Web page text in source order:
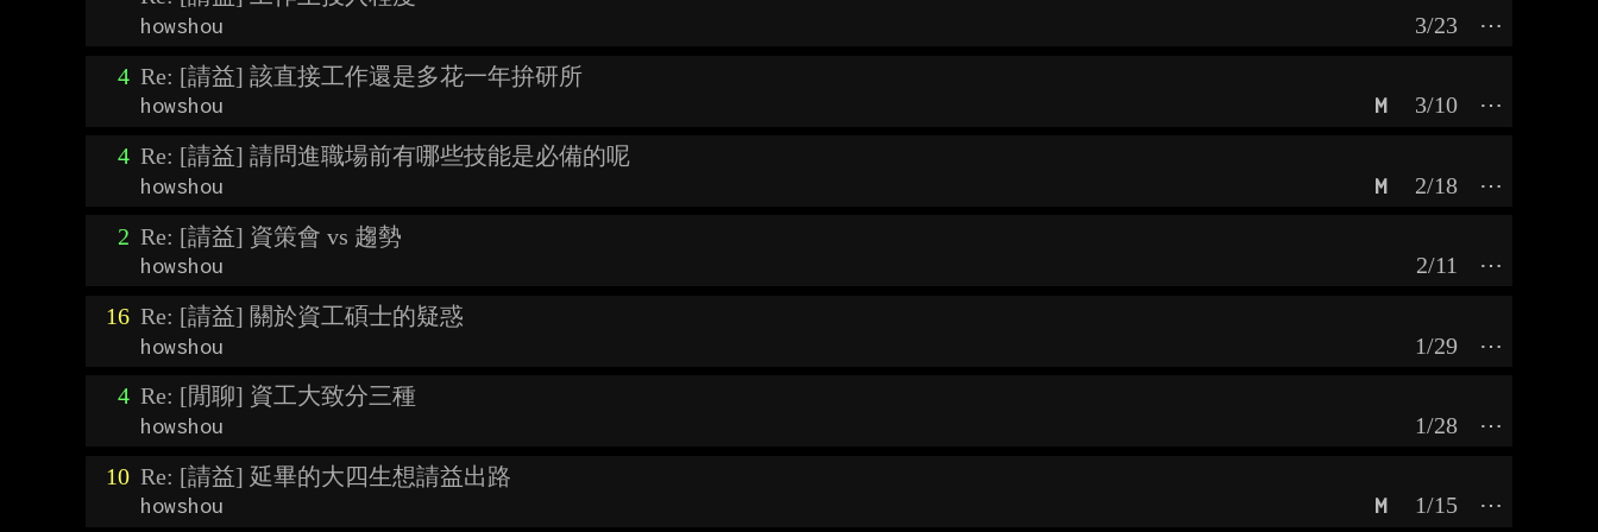
howshou ⋯
3/23
4 Re: [請益] 該直接工作還是多花一年拚研所
howshou ⋯
3/10
M
4 Re: [請益] 請問進職場前有哪些技能是必備的呢
howshou ⋯
2/18
M
2 Re: [請益] 資策會 vs 趨勢
howshou ⋯
2/11
16 Re: [請益] 關於資工碩士的疑惑
howshou ⋯
1/29
4 Re: [閒聊] 資工大致分三種
howshou ⋯
1/28
10 Re: [請益] 延畢的大四生想請益出路
howshou ⋯
1/15
M